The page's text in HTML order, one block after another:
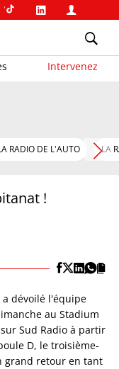
Intervenez
RADIO DE L'AUTO LA
!
a dévoilé l'équipe
au Stadium
Sud Radio à partir
D, le troisième-
grand retour en tant